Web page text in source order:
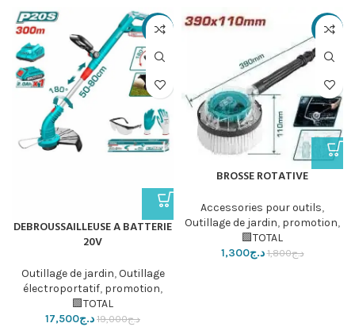
-28%
BROSSE ROTATIVE
Accessories pour outils,
Outillage de jardin, promotion,
TOTAL🟩
د.ج1,800 د.ج1,300
-8%
DEBROUSSAILLEUSE A BATTERIE
20V
Outillage de jardin,Outillage
électroportatif, promotion,
TOTAL🟩
د.ج19,000 د.ج17,500